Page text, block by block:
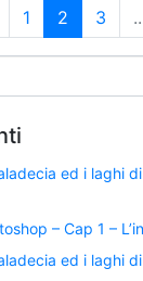
1 2 3
ed i laghi
– Cap 1 –
ed i laghi